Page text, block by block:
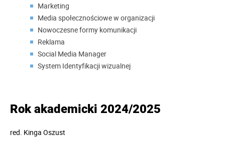
Marketing
Media społecznościowe w organizacji
Nowoczesne formy komunikacji
Reklama
Social Media Manager
System Identyfikacji wizualnej
Rok akademicki 2024/2025
red. Kinga Oszust